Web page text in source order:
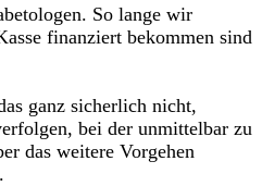
So lange wir
finanziert bekommen sind
ganz sicherlich nicht,
bei der unmittelbar zu
das weitere Vorgehen